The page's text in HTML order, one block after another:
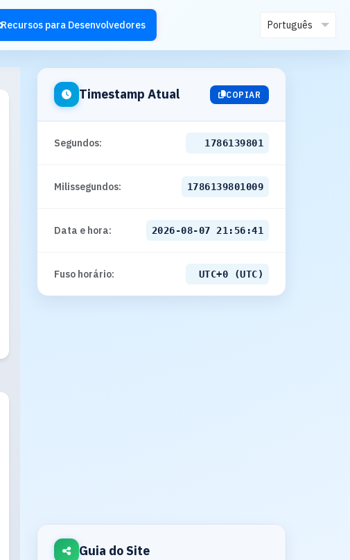
Recursos para Desenvolvedores
Timestamp Atual COPIAR
Segundos: 1786139802
Milissegundos: 1786139802009
Data e hora: 2026-08-07 21:56:42
Fuso horário: UTC+0 (UTC)
Guia do Site